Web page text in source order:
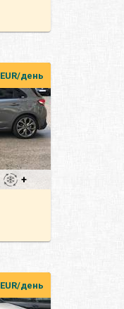
EUR/день
+
EUR/день